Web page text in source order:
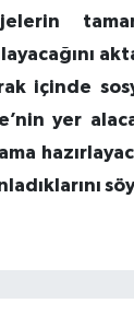
içinde
yer